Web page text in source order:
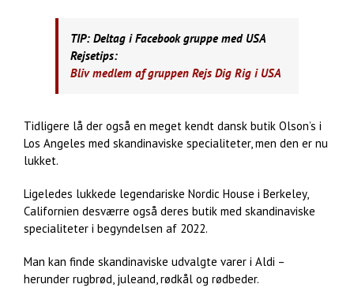
TIP: Deltag i Facebook gruppe med USA
Rejsetips:
Bliv medlem af gruppen Rejs Dig Rig i USA
Tidligere lå der også en meget kendt dansk butik Olson’s i
Los Angeles med skandinaviske specialiteter, men den er nu
lukket.
Ligeledes lukkede legendariske Nordic House i Berkeley,
Californien desværre også deres butik med skandinaviske
specialiteter i begyndelsen af 2022.
Man kan finde skandinaviske udvalgte varer i Aldi –
herunder rugbrød, juleand, rødkål og rødbeder.